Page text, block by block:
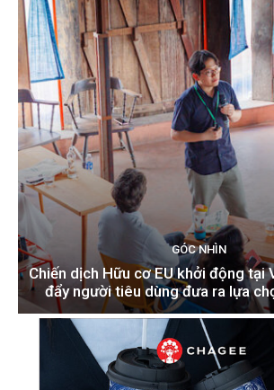
GÓC NHÌN
Chiến dịch Hữu cơ EU khởi động tại
đẩy người tiêu dùng đưa ra lựa